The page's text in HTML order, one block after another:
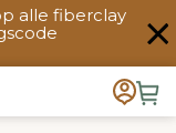
alle fiberclay